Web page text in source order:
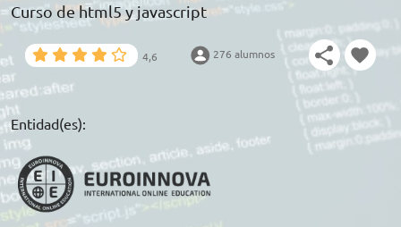
CONOCE EUROINNOVA
BECAS Y FINANCIACIÓN
RECURSOS EDUCATIVOS
ARTÍCULOS
900 831 200
formacion@euroinnova.com
TRABAJA CON NOSOTROS
Curso de html5 y javascript
4,6 276 alumnos
Entidad(es):